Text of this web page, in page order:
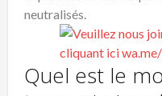
neutralisés.
Quel est le